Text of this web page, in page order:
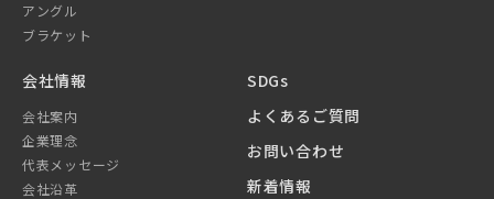
アングル
ブラケット
会社情報
会社案内
企業理念
代表メッセージ
会社沿革
SDGs
よくあるご質問
お問い合わせ
新着情報